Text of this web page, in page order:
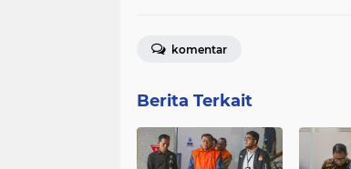
komentar
Berita Terkait